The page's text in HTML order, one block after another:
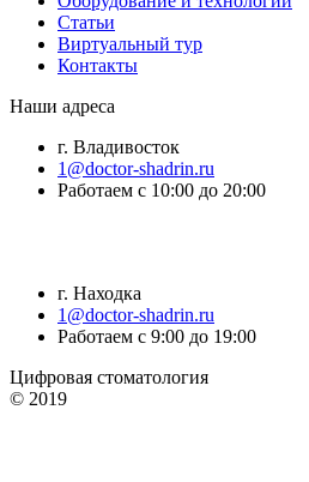
Статьи
Виртуальный тур
Контакты
Наши адреса
г. Владивосток
1@doctor-shadrin.ru
Работаем с 10:00 до 20:00
г. Находка
1@doctor-shadrin.ru
Работаем с 9:00 до 19:00
Цифровая стоматология
© 2019